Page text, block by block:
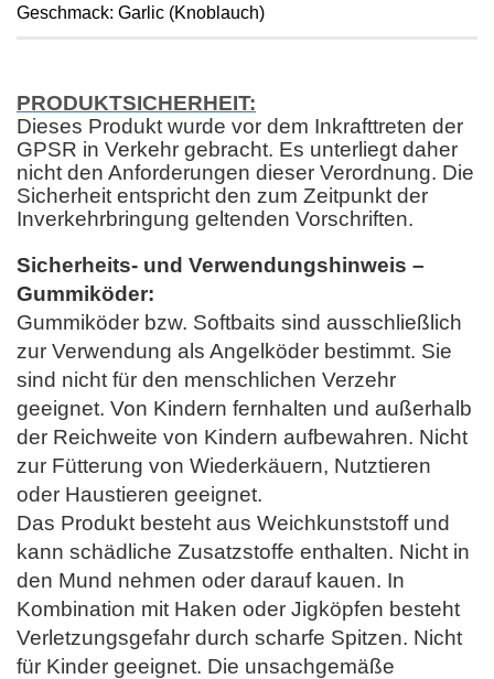
Geschmack: Garlic (Knoblauch)
PRODUKTSICHERHEIT:
Dieses Produkt wurde vor dem Inkrafttreten der
GPSR in Verkehr gebracht. Es unterliegt daher
nicht den Anforderungen dieser Verordnung. Die
Sicherheit entspricht den zum Zeitpunkt der
Inverkehrbringung geltenden Vorschriften.
Sicherheits- und Verwendungshinweis –
Gummiköder:
Gummiköder bzw. Softbaits sind ausschließlich
zur Verwendung als Angelköder bestimmt. Sie
sind nicht für den menschlichen Verzehr
geeignet. Von Kindern fernhalten und außerhalb
der Reichweite von Kindern aufbewahren. Nicht
zur Fütterung von Wiederkäuern, Nutztieren
oder Haustieren geeignet.
Das Produkt besteht aus Weichkunststoff und
kann schädliche Zusatzstoffe enthalten. Nicht in
den Mund nehmen oder darauf kauen. In
Kombination mit Haken oder Jigköpfen besteht
Verletzungsgefahr durch scharfe Spitzen. Nicht
für Kinder geeignet. Die unsachgemäße